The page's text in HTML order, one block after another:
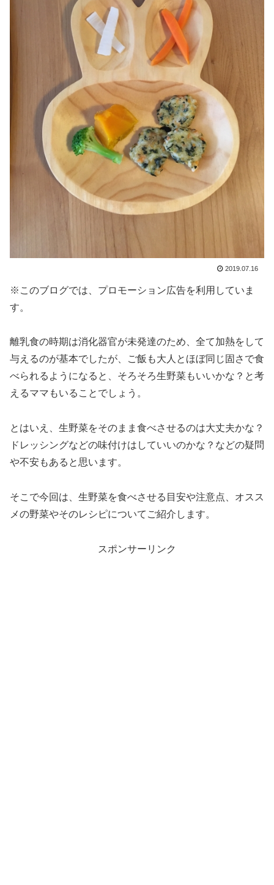
2019.07.16
※このブログでは、プロモーション広告を利用していま
す。
離乳食の時期は消化器官が未発達のため、全て加熱をして
与えるのが基本でしたが、ご飯も大人とほぼ同じ固さで食
べられるようになると、そろそろ生野菜もいいかな？と考
えるママもいることでしょう。
とはいえ、生野菜をそのまま食べさせるのは大丈夫かな？
ドレッシングなどの味付けはしていいのかな？などの疑問
や不安もあると思います。
そこで今回は、生野菜を食べさせる目安や注意点、オスス
メの野菜やそのレシピについてご紹介します。
スポンサーリンク